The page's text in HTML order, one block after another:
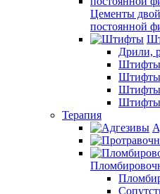
Цементы
постоянной
Дрили,
Штифты
Штифты
Штифты
Штифты
Терапия